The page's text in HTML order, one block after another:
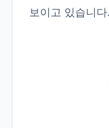
보이고 있습니다.